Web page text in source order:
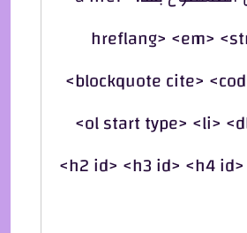
hreflang> <em>
<blockquote cite>
<ol start type> <li>
<h2 id> <h3 id> <h4